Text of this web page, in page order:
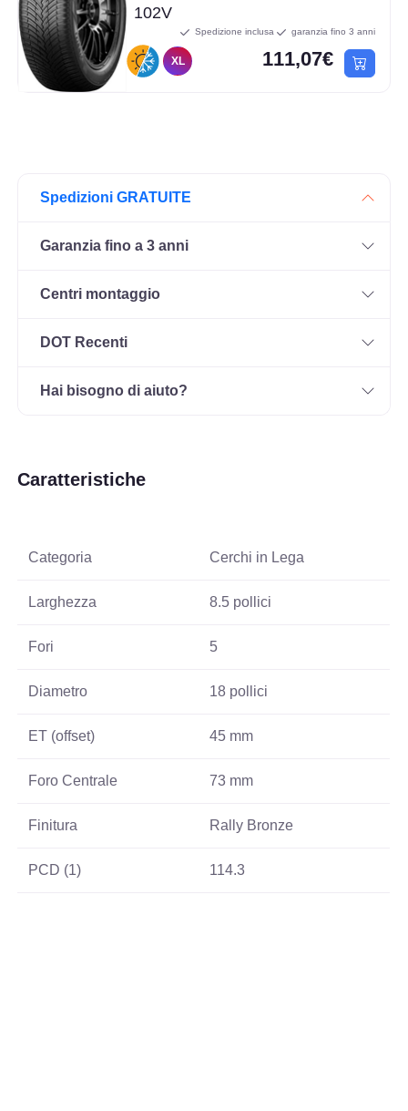
102V
XL
Spedizione inclusa garanzia fino 3 anni
111,07€
Spedizioni GRATUITE
Garanzia fino a 3 anni
Centri montaggio
DOT Recenti
Hai bisogno di aiuto?
Caratteristiche
Categoria Cerchi in Lega
Larghezza 8.5 pollici
Fori 5
Diametro 18 pollici
ET (offset) 45 mm
Foro Centrale 73 mm
Finitura Rally Bronze
PCD (1) 114.3